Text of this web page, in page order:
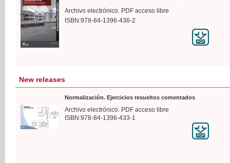
Archivo electrónico. PDF acceso libre
ISBN:978-84-1396-436-2
New releases
Normalización. Ejercicios resueltos comentados
Archivo electrónico. PDF acceso libre
ISBN:978-84-1396-433-1